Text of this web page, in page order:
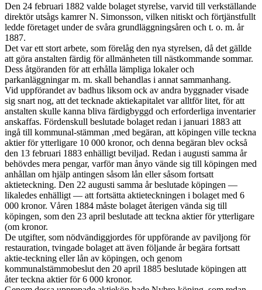
Den 24 februari 1882 valde bolaget styrelse, varvid till verkställande
direktör utsågs kamrer N. Simonsson, vilken nitiskt och förtjänstfullt
ledde företaget under de svåra grundläggningsåren och t. o. m. år
1887.
Det var ett stort arbete, som förelåg den nya styrelsen, då det gällde
att göra anstalten färdig för allmänheten till nästkommande sommar.
Dess åtgöranden för att erhålla lämpliga lokaler och
parkanläggningar m. m. skall behandlas i annat sammanhang.
Vid uppförandet av badhus liksom ock av andra byggnader visade
sig snart nog, att det tecknade aktiekapitalet var alltför litet, för att
anstalten skulle kanna bliva färdigbyggd och erforderliga inventarier
anskaffas. Fördenskull beslutade bolaget redan i januari 1883 att
ingå till kommunal-stämman ,med begäran, att köpingen ville teckna
aktier för ytterligare 10 000 kronor, och denna begäran blev också
den 13 februari 1883 enhälligt beviljad. Redan i augusti samma år
behövdes mera pengar, varför man ånyo vände sig till köpingen med
anhållan om hjälp antingen såsom lån eller såsom fortsatt
aktieteckning. Den 22 augusti samma år beslutade köpingen —
likaledes enhälligt — att fortsätta aktieteckningen i bolaget med 6
000 kronor. Våren 1884 måste bolaget återigen vända sig till
köpingen, som den 23 april beslutade att teckna aktier för ytterligare
(om kronor.
De utgifter, som nödvändiggjordes för uppförande av paviljong för
restauration, tvingade bolaget att även följande år begära fortsatt
aktie-teckning eller lån av köpingen, och genom
kommunalstämmobeslut den 20 april 1885 beslutade köpingen att
åter teckna aktier för 6 000 kronor.